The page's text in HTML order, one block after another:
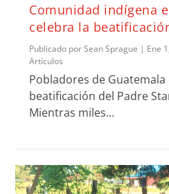
Comunidad indígena
celebra la
Publicado porSean Sprague | Ene
Artículos
Pobladores de Guatemala
beatificación del Padre
Mientras miles...